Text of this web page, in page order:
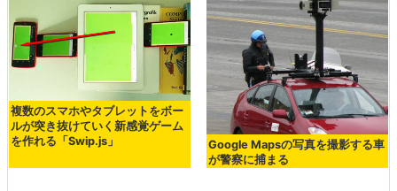
複数のスマホやタブレットをボー
ルが突き抜けていく新感覚ゲーム
を作れる「Swip.js」
Google Mapsの写真を撮影する車
が警察に捕まる